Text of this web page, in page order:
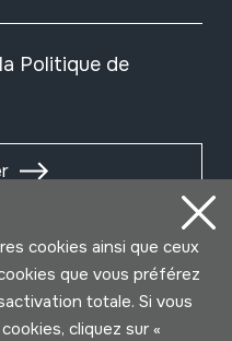
Politique de
cookies ainsi que ceux
que vous préférez
totale. Si vous
cliquez sur «